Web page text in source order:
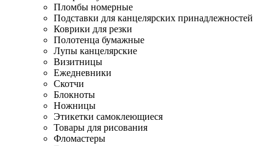
Пломбы номерные
Подставки для канцелярских принадлежностей
Коврики для резки
Полотенца бумажные
Лупы канцелярские
Визитницы
Ежедневники
Скотчи
Блокноты
Ножницы
Этикетки самоклеющиеся
Товары для рисования
Фломастеры